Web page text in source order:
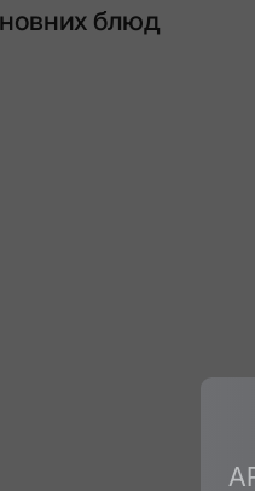
блюд